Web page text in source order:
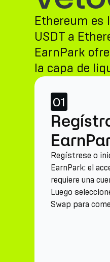
Ethereum es
USDT a
EarnPark
la capa de
01
Regístrese o
EarnPark: el
requiere una
Luego
Swap para